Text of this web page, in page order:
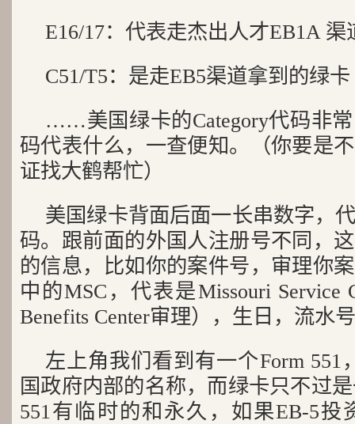
E16/17：代表走杰出人才EB1A
C51/T5：是走EB5渠道拿到的绿卡
……美国绿卡的Category代码非
码代表什么，一查便知。（你要是
证找大鹤帮忙）
美国绿卡背面后面一长串数字，
码。跟前面的外国人注册号不同，
的信息，比如你的案件号，审理你
中的MSC，代表是Missouri Service
Benefits Center审理），生日，流水
左上角我们看到有一个Form 551
国政府内部的名称，而绿卡只不过
551有临时的和永久，如果EB-5投